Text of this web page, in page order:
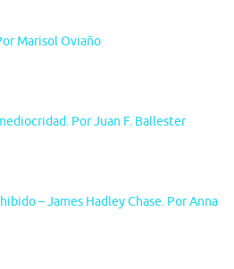
Marisol Oviaño
Por Juan F. Ballester
– James Hadley Chase. Por Anna